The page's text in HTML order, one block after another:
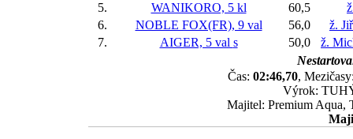
5.
WANIKORO, 5 kl 60,5
6.
NOBLE FOX(FR), 9 val 56,0
ž.
7.
AIGER, 5 val s 50,0
ž.
Čas: 02:46,70,
Výrok:
Majitel: Premium Aqua,